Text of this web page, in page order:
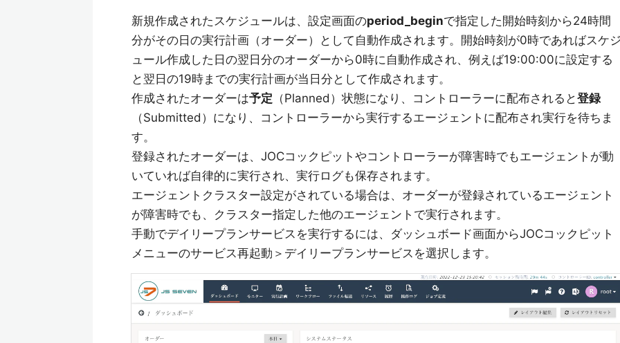
新規作成されたスケジュールは、設定画面のperiod_beginで指定した開始時刻から24時間
分がその日の実行計画（オーダー）として自動作成されます。開始時刻が0時であればスケ
ュール作成した日の翌日分のオーダーから0時に自動作成され、例えば19:00:00に設定する
と翌日の19時までの実行計画が当日分として作成されます。
作成されたオーダーは予定 （Planned）状態になり、コントローラーに配布されると登録
（Submitted）になり、コントローラーから実行するエージェントに配布され実行を待ちま
す。
登録されたオーダーは、JOCコックピットやコントローラーが障害時でもエージェントが動
いていれば自律的に実行され、実行ログも保存されます。
エージェントクラスター設定がされている場合は、オーダーが登録されているエージェント
が障害時でも、クラスター指定した他のエージェントで実行されます。
手動でデイリープランサービスを実行するには、ダッシュボード画面からJOCコックピット
メニューのサービス再起動＞デイリープランサービスを選択します。